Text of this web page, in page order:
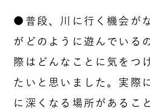
●普段、川に行く機会が
がどのように遊んでいる
際はどんなことに気をつ
たいと思いました。実際
に深くなる場所があるこ